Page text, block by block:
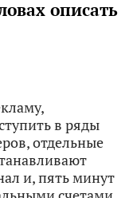
описать
в ряды
отдельные
и, пять минут